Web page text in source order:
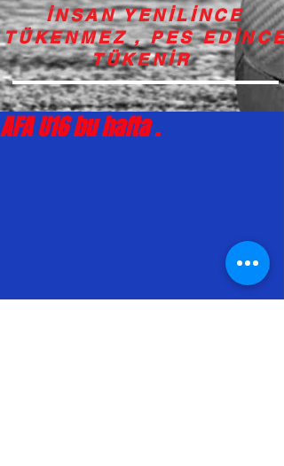
İNSAN YENİLİNCE
TÜKENMEZ , PES EDİNCE
TÜKENİR
AFA U16 bu hafta .